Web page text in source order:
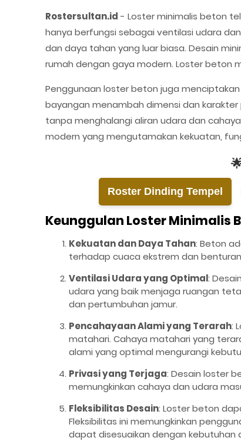
Rostersultan.id - Loster minimalis beton
hanya berfungsi sebagai ventilasi udara
dan daya tahan yang luar biasa. Desain
rumah dengan gaya modern. Loster beton
Penggunaan loster beton juga
bayangan menambah dimensi dan
tanpa menghalangi aliran udara dan
modern yang mengutamakan kekuatan,
Roster Dinding Tempel
Keunggulan Loster Minimalis
Kekuatan dan Daya Tahan: Beton
terhadap cuaca ekstrem dan
Ventilasi Udara yang Optimal:
udara yang baik menjaga ruangan
dan pertumbuhan jamur.
Pencahayaan Alami yang Terarah:
matahari. Cahaya matahari yang
alami yang optimal mengurangi
Privasi yang Terjaga: Desain loster
memungkinkan cahaya dan udara
Fleksibilitas Desain: Loster beton
Fleksibilitas ini memungkinkan
dapat disesuaikan dengan kebutuhan